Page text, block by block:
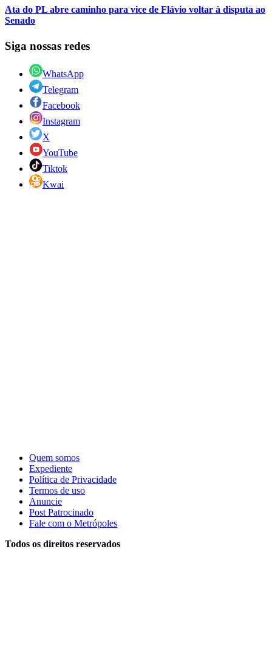
Ata do PL abre caminho para vice de Flávio voltar à disputa ao
Senado
Siga nossas redes
WhatsApp
Telegram
Facebook
Instagram
X
YouTube
Tiktok
Kwai
Quem somos
Expediente
Política de Privacidade
Termos de uso
Anuncie
Post Patrocinado
Fale com o Metrópoles
Todos os direitos reservados